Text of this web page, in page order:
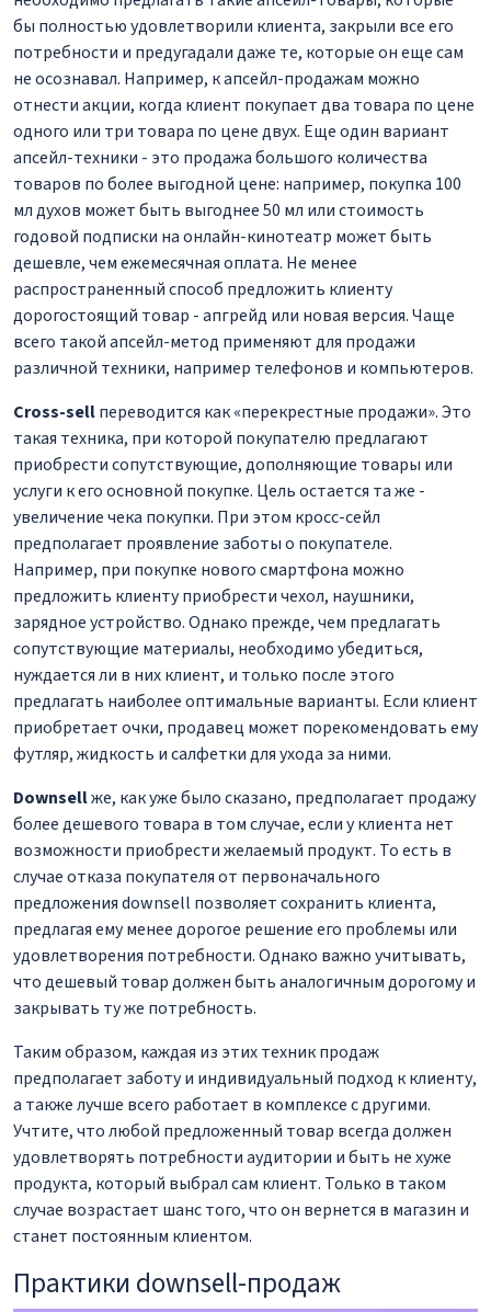
бы полностью удовлетворили клиента, закрыли все его
потребности и предугадали даже те, которые он еще сам
не осознавал. Например, к апсейл-продажам можно
отнести акции, когда клиент покупает два товара по цене
одного или три товара по цене двух. Еще один вариант
апсейл-техники - это продажа большого количества
товаров по более выгодной цене: например, покупка 100
мл духов может быть выгоднее 50 мл или стоимость
годовой подписки на онлайн-кинотеатр может быть
дешевле, чем ежемесячная оплата. Не менее
распространенный способ предложить клиенту
дорогостоящий товар - апгрейд или новая версия. Чаще
всего такой апсейл-метод применяют для продажи
различной техники, например телефонов и компьютеров.
Cross-sellпереводится как «перекрестные продажи». Это
такая техника, при которой покупателю предлагают
приобрести сопутствующие, дополняющие товары или
услуги к его основной покупке. Цель остается та же -
увеличение чека покупки. При этом кросс-сейл
предполагает проявление заботы о покупателе.
Например, при покупке нового смартфона можно
предложить клиенту приобрести чехол, наушники,
зарядное устройство. Однако прежде, чем предлагать
сопутствующие материалы, необходимо убедиться,
нуждается ли в них клиент, и только после этого
предлагать наиболее оптимальные варианты. Если клиент
приобретает очки, продавец может порекомендовать ему
футляр, жидкость и салфетки для ухода за ними.
Downsellже, как уже было сказано, предполагает продажу
более дешевого товара в том случае, если у клиента нет
возможности приобрести желаемый продукт. То есть в
случае отказа покупателя от первоначального
предложения downsell позволяет сохранить клиента,
предлагая ему менее дорогое решение его проблемы или
удовлетворения потребности. Однако важно учитывать,
что дешевый товар должен быть аналогичным дорогому и
закрывать ту же потребность.
Таким образом, каждая из этих техник продаж
предполагает заботу и индивидуальный подход к клиенту,
а также лучше всего работает в комплексе с другими.
Учтите, что любой предложенный товар всегда должен
удовлетворять потребности аудитории и быть не хуже
продукта, который выбрал сам клиент. Только в таком
случае возрастает шанс того, что он вернется в магазин и
станет постоянным клиентом.
Практики downsell-продаж